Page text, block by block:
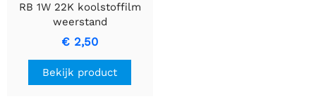
RB 1W 22K koolstoffilm
weerstand
€ 2,50
Bekijk product